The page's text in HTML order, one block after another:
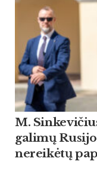
M.
galimų
nereikėtų